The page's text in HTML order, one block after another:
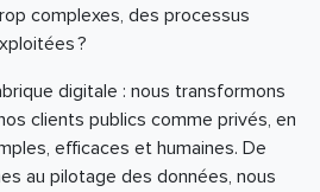
complexes, des processus
?
digitale : nous transformons
clients publics comme privés, en
efficaces et humaines. De
au pilotage des données, nous